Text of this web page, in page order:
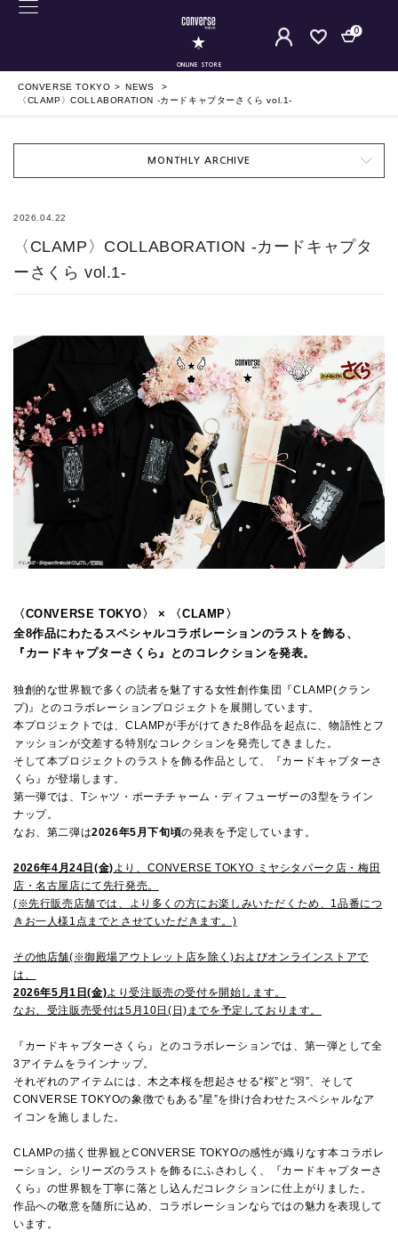
ONLINE STORE
0
CONVERSE TOKYO
NEWS
〈CLAMP〉COLLABORATION -カードキャプターさくら vol.1-
MONTHLY ARCHIVE
2026.04.22
〈CLAMP〉COLLABORATION -カードキャプタ
ーさくら vol.1-
〈CONVERSE TOKYO〉 × 〈CLAMP〉
全8作品にわたるスペシャルコラボレーションのラストを飾る、
『カードキャプターさくら』とのコレクションを発表。
独創的な世界観で多くの読者を魅了する女性創作集団『CLAMP(クラン
プ)』とのコラボレーションプロジェクトを展開しています。
本プロジェクトでは、CLAMPが手がけてきた8作品を起点に、物語性とフ
ァッションが交差する特別なコレクションを発売してきました。
そして本プロジェクトのラストを飾る作品として、『カードキャプターさ
くら』が登場します。
第一弾では、Tシャツ・ポーチチャーム・ディフューザーの3型をライン
ナップ。
なお、第二弾は2026年5月下旬頃の発表を予定しています。
2026年4月24日(金) より、CONVERSE TOKYO ミヤシタパーク店・梅田
店・名古屋店にて先行発売。
(※先行販売店舗では、より多くの方にお楽しみいただくため、1品番につ
きお一人様1点までとさせていただきます。)
その他店舗(※御殿場アウトレット店を除く)およびオンラインストアで
は、
2026年5月1日(金)より受注販売の受付を開始します。
なお、受注販売受付は5月10日(日)までを予定しております。
『カードキャプターさくら』とのコラボレーションでは、第一弾として全
3アイテムをラインナップ。
それぞれのアイテムには、木之本桜を想起させる“桜”と“羽”、そして
CONVERSE TOKYOの象徴でもある”星”を掛け合わせたスペシャルなア
イコンを施しました。
CLAMPの描く世界観とCONVERSE TOKYOの感性が織りなす本コラボレ
ーション。シリーズのラストを飾るにふさわしく、『カードキャプターさ
くら』の世界観を丁寧に落とし込んだコレクションに仕上がりました。
作品への敬意を随所に込め、コラボレーションならではの魅力を表現して
います。